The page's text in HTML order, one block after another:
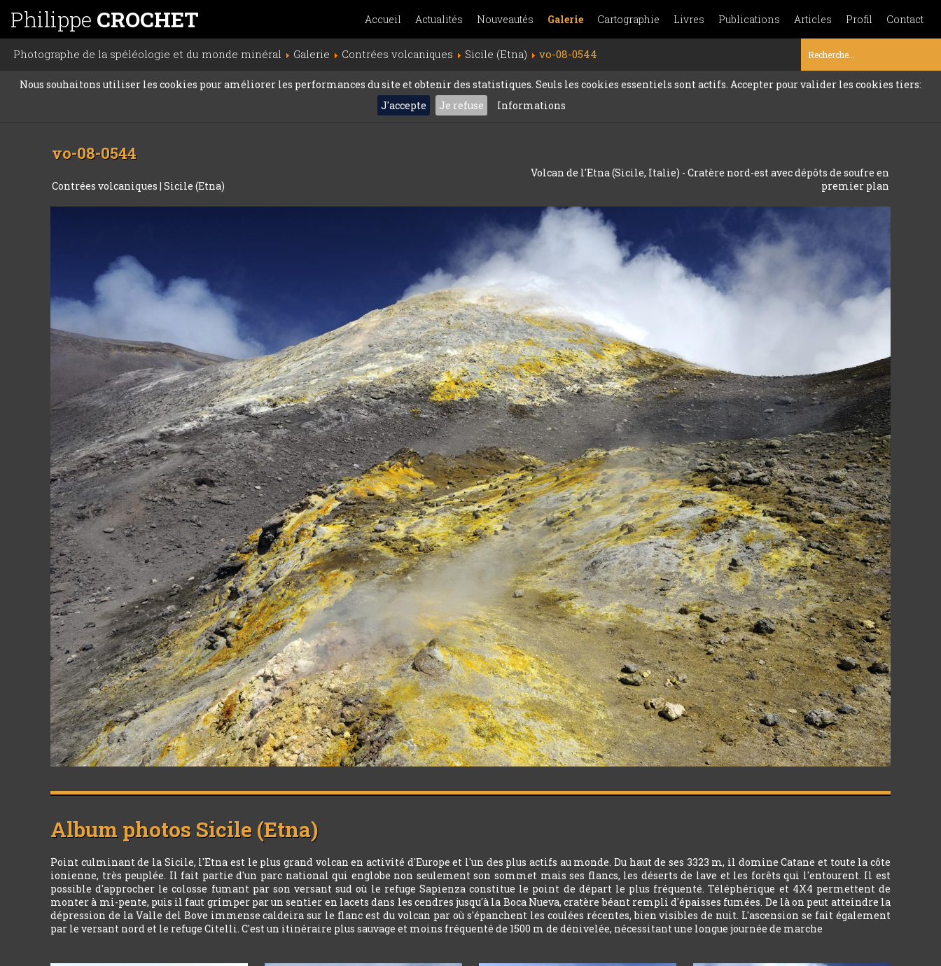
Philippe CROCHET Accueil Actualités Nouveautés Galerie Cartographie Livres Publications Articles Profil Contact
Photographe de la spéléologie et du monde minéral Galerie Contrées volcaniques Sicile (Etna) vo-08-0544
Nous souhaitons utiliser les cookies pour améliorer les performances du site et obtenir des statistiques. Seuls les cookies essentiels sont actifs. Accepter pour valider les cookies tiers:
J'accepte
Je refuse Informations
vo-08-0544
Contrées volcaniques|Sicile (Etna)
Volcan de l'Etna (Sicile, Italie) - Cratère nord-est avec dépôts de soufre en
premier plan
Album photos Sicile (Etna)
Point culminant de la Sicile, l'Etna est le plus grand volcan en activité d'Europe et l'un des plus actifs au monde. Du haut de ses 3323 m, il domine Catane et toute la côte
ionienne, très peuplée. Il fait partie d'un parc national qui englobe non seulement son sommet mais ses flancs, les déserts de lave et les forêts qui l'entourent. Il est
possible d'approcher le colosse fumant par son versant sud où le refuge Sapienza constitue le point de départ le plus fréquenté. Téléphérique et 4X4 permettent de
monter à mi-pente, puis il faut grimper par un sentier en lacets dans les cendres jusqu'à la Boca Nueva, cratère béant rempli d'épaisses fumées. De là on peut atteindre la
dépression de la Valle del Bove immense caldeira sur le flanc est du volcan par où s'épanchent les coulées récentes, bien visibles de nuit. L'ascension se fait également
par le versant nord et le refuge Citelli. C'est un itinéraire plus sauvage et moins fréquenté de 1500 m de dénivelée, nécessitant une longue journée de marche